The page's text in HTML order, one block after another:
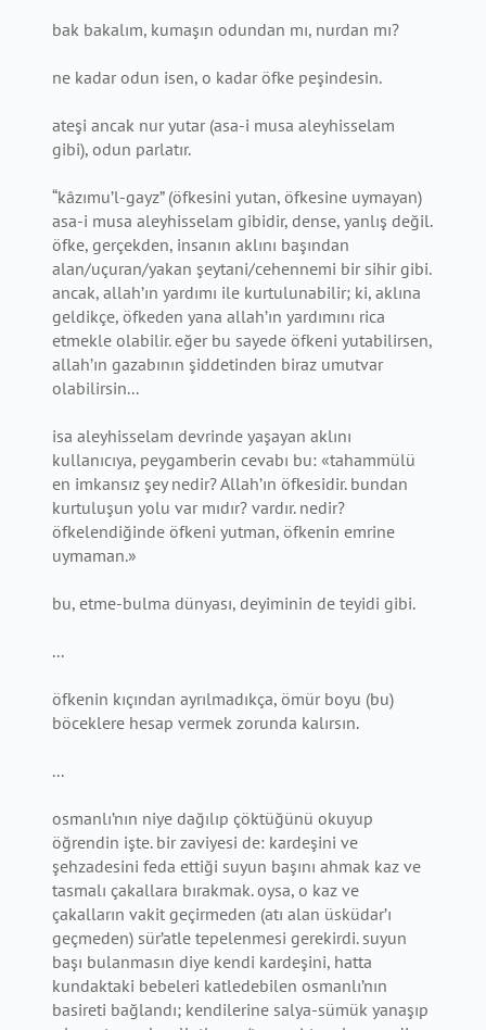
bak bakalım, kumaşın odundan mı, nurdan mı?
ne kadar odun isen, o kadar öfke peşindesin.
ateşi ancak nur yutar (asa-i musa aleyhisselam
gibi), odun parlatır.
“kâzımu’l-gayz” (öfkesini yutan, öfkesine uymayan)
asa-i musa aleyhisselam gibidir, dense, yanlış değil.
öfke, gerçekden, insanın aklını başından
alan/uçuran/yakan şeytani/cehennemi bir sihir gibi.
ancak, allah’ın yardımı ile kurtulunabilir; ki, aklına
geldikçe, öfkeden yana allah’ın yardımını rica
etmekle olabilir. eğer bu sayede öfkeni yutabilirsen,
allah’ın gazabının şiddetinden biraz umutvar
olabilirsin...
isa aleyhisselam devrinde yaşayan aklını
kullanıcıya, peygamberin cevabı bu: «tahammülü
en imkansız şey nedir? Allah’ın öfkesidir. bundan
kurtuluşun yolu var mıdır? vardır. nedir?
öfkelendiğinde öfkeni yutman, öfkenin emrine
uymaman.»
bu, etme-bulma dünyası, deyiminin de teyidi gibi.
...
öfkenin kıçından ayrılmadıkça, ömür boyu (bu)
böceklere hesap vermek zorunda kalırsın.
...
osmanlı’nın niye dağılıp çöktüğünü okuyup
öğrendin işte. bir zaviyesi de: kardeşini ve
şehzadesini feda ettiği suyun başını ahmak kaz ve
tasmalı çakallara bırakmak. oysa, o kaz ve
çakalların vakit geçirmeden (atı alan üsküdar’ı
geçmeden) sür’atle tepelenmesi gerekirdi. suyun
başı bulanmasın diye kendi kardeşini, hatta
kundaktaki bebeleri katledebilen osmanlı’nın
basireti bağlandı; kendilerine salya-sümük yanaşıp